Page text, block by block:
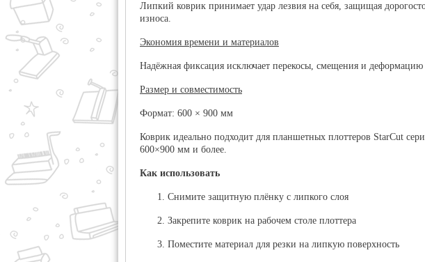
Липкий коврик принимает удар лезвия на себя, защищая
износа.
Экономия времени и материалов
Надёжная фиксация исключает перекосы, смещения и деформацию
Размер и совместимость
Формат: 600 × 900 мм
Коврик идеально подходит для планшетных плоттеров StarCut
600×900 мм и более.
Как использовать
Снимите защитную плёнку с липкого слоя
Закрепите коврик на рабочем столе плоттера
Поместите материал для резки на липкую поверхность